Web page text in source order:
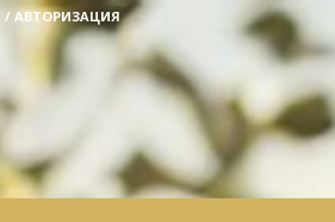
/ АВТОРИЗАЦИЯ